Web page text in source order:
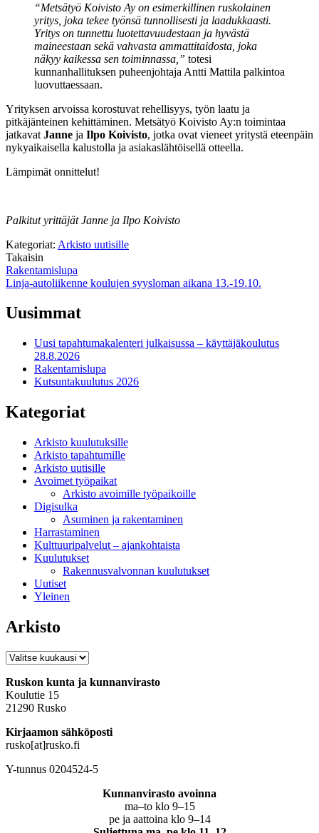
“Metsätyö Koivisto Ay on esimerkillinen ruskolainen
yritys, joka tekee työnsä tunnollisesti ja laadukkaasti.
Yritys on tunnettu luotettavuudestaan ja hyvästä
maineestaan sekä vahvasta ammattitaidosta, joka
näkyy kaikessa sen toiminnassa,” totesi
kunnanhallituksen puheenjohtaja Antti Mattila palkintoa
luovuttaessaan.
Yrityksen arvoissa korostuvat rehellisyys, työn laatu ja
pitkäjänteinen kehittäminen. Metsätyö Koivisto Ay:n toimintaa
jatkavat Janne ja Ilpo Koivisto, jotka ovat vieneet yritystä eteenpäin
nykyaikaisella kalustolla ja asiakaslähtöisellä otteella.
Lämpimät onnittelut!
Palkitut yrittäjät Janne ja Ilpo Koivisto
Kategoriat: Arkisto uutisille
Takaisin
Artikkelien
selaus
Rakentamislupa
Linja-autoliikenne koulujen syysloman aikana 13.-19.10.
Uusimmat
Uusi tapahtumakalenteri julkaisussa – käyttäjäkoulutus
28.8.2026
Rakentamislupa
Kutsuntakuulutus 2026
Kategoriat
Arkisto kuulutuksille
Arkisto tapahtumille
Arkisto uutisille
Avoimet työpaikat
Arkisto avoimille työpaikoille
Digisulka
Asuminen ja rakentaminen
Harrastaminen
Kulttuuripalvelut – ajankohtaista
Kuulutukset
Rakennusvalvonnan kuulutukset
Uutiset
Yleinen
Arkisto
Arkisto
Ruskon kunta ja kunnanvirasto
Koulutie 15
21290 Rusko
Kirjaamon sähköposti
rusko[at]rusko.fi
Y-tunnus 0204524-5
Kunnanvirasto avoinna
ma–to klo 9–15
pe ja aattoina klo 9–14